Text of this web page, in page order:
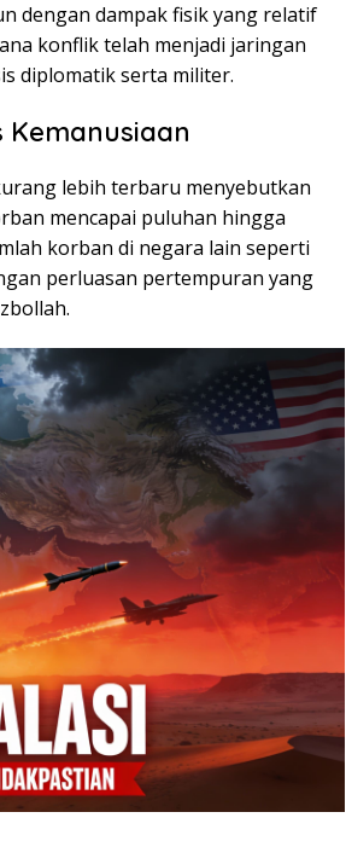
dengan dampak fisik yang relatif
konflik telah menjadi jaringan
diplomatik serta militer.
lebih terbaru menyebutkan
mencapai puluhan hingga
korban di negara lain seperti
perluasan pertempuran yang